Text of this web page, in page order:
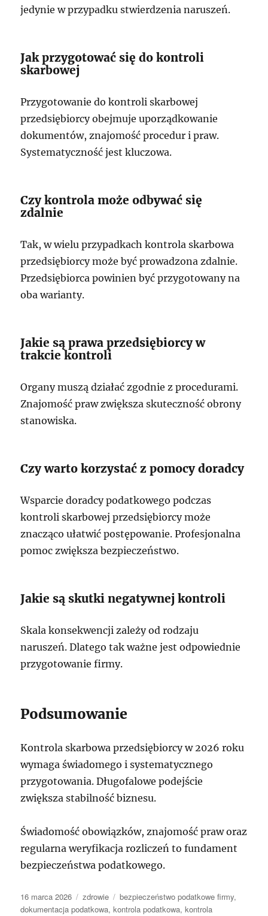
jedynie w przypadku stwierdzenia naruszeń.
Jak przygotować się do kontroli
skarbowej
Przygotowanie do kontroli skarbowej
przedsiębiorcy obejmuje uporządkowanie
dokumentów, znajomość procedur i praw.
Systematyczność jest kluczowa.
Czy kontrola może odbywać się
zdalnie
Tak, w wielu przypadkach kontrola skarbowa
przedsiębiorcy może być prowadzona zdalnie.
Przedsiębiorca powinien być przygotowany na
oba warianty.
Jakie są prawa przedsiębiorcy w
trakcie kontroli
Organy muszą działać zgodnie z procedurami.
Znajomość praw zwiększa skuteczność obrony
stanowiska.
Czy warto korzystać z pomocy doradcy
Wsparcie doradcy podatkowego podczas
kontroli skarbowej przedsiębiorcy może
znacząco ułatwić postępowanie. Profesjonalna
pomoc zwiększa bezpieczeństwo.
Jakie są skutki negatywnej kontroli
Skala konsekwencji zależy od rodzaju
naruszeń. Dlatego tak ważne jest odpowiednie
przygotowanie firmy.
Podsumowanie
Kontrola skarbowa przedsiębiorcy w 2026 roku
wymaga świadomego i systematycznego
przygotowania. Długofalowe podejście
zwiększa stabilność biznesu.
Świadomość obowiązków, znajomość praw oraz
regularna weryfikacja rozliczeń to fundament
bezpieczeństwa podatkowego.
Data
publikacji
16 marca 2026 Kategorie
zdrowie Tagi
bezpieczeństwo podatkowe firmy,
dokumentacja podatkowa,kontrola podatkowa,kontrola